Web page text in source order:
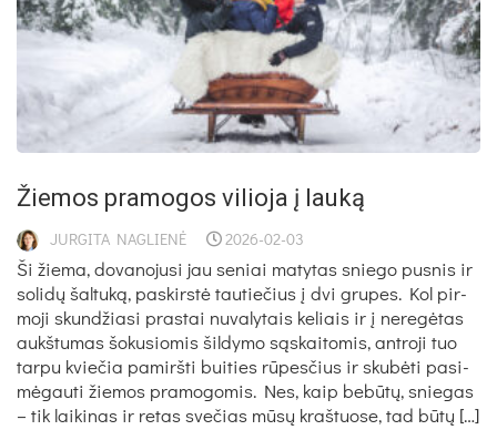
Žie­mos pra­mo­gos vi­lio­ja į lau­ką
JURGITA NAGLIENĖ 2026-02-03
Ši žie­ma, do­va­no­ju­si jau se­niai ma­ty­tas snie­go pus­nis ir
so­li­dų šal­tu­ką, pa­skirs­tė tau­tie­čius į dvi gru­pes. Kol pir­
mo­ji skun­džia­si pra­stai nu­va­ly­tais ke­liais ir į ne­re­gė­tas
aukš­tu­mas šo­ku­sio­mis šil­dy­mo są­skai­to­mis, ant­ro­ji tuo
tar­pu kvie­čia pa­mirš­ti bui­ties rū­pes­čius ir sku­bė­ti pa­si­
mė­gau­ti žie­mos pra­mo­go­mis. Nes, kaip be­bū­tų, snie­gas
– tik lai­ki­nas ir re­tas sve­čias mū­sų kraš­tuo­se, tad bū­tų […]